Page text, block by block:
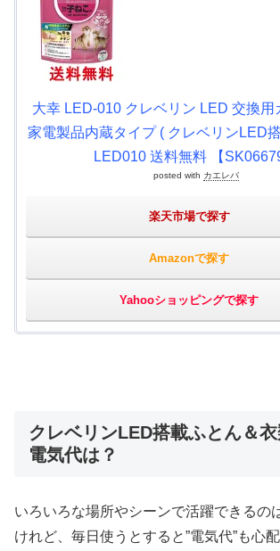
大幸 LED-010 クレベリン LED 交換用
家電製品内蔵タイプ ( クレベリンLED
LED010 送料無料 【SK06679
posted with カエレバ
楽天市場で探す
Amazonで探す
Yahooショッピングで探す
クレベリンLED搭載ふとん＆
電気代は？
いろいろな場所やシーンで活躍できるの
けれど、毎日使うとすると”電気代”も心